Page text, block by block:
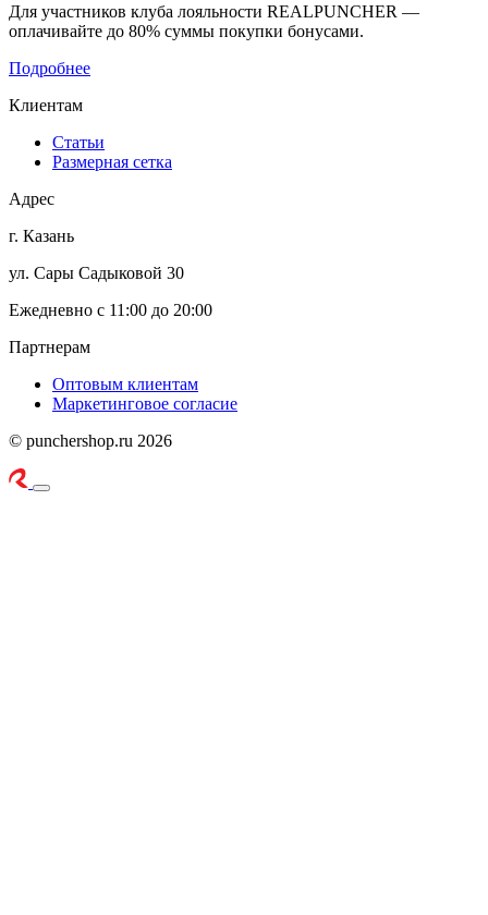
Для участников клуба лояльности REALPUNCHER —
оплачивайте до 80% суммы покупки бонусами.
Подробнее
Клиентам
Статьи
Размерная сетка
Адрес
г. Казань
ул. Сары Садыковой 30
Ежедневно с 11:00 до 20:00
Партнерам
Оптовым клиентам
Маркетинговое согласие
© punchershop.ru 2026